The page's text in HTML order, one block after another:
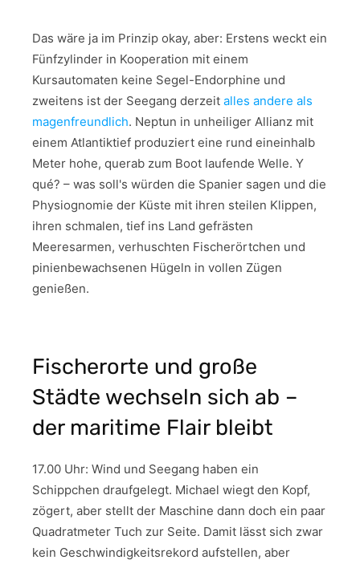
Das wäre ja im Prinzip okay, aber: Erstens weckt ein
Fünfzylinder in Kooperation mit einem
Kursautomaten keine Segel-Endorphine und
zweitens ist der Seegang derzeit alles andere als
magenfreundlich. Neptun in unheiliger Allianz mit
einem Atlantiktief produziert eine rund eineinhalb
Meter hohe, querab zum Boot laufende Welle. Y
qué? – was soll's würden die Spanier sagen und die
Physiognomie der Küste mit ihren steilen Klippen,
ihren schmalen, tief ins Land gefrästen
Meeresarmen, verhuschten Fischerörtchen und
pinienbewachsenen Hügeln in vollen Zügen
genießen.
Fischerorte und große
Städte wechseln sich ab –
der maritime Flair bleibt
17.00 Uhr: Wind und Seegang haben ein
Schippchen draufgelegt. Michael wiegt den Kopf,
zögert, aber stellt der Maschine dann doch ein paar
Quadratmeter Tuch zur Seite. Damit lässt sich zwar
kein Geschwindigkeitsrekord aufstellen, aber